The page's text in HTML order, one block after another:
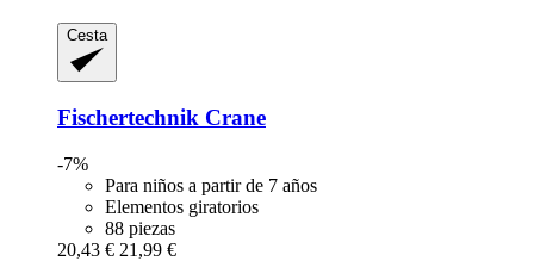
Cesta
Fischertechnik Crane
-7%
Para niños a partir de 7 años
Elementos giratorios
88 piezas
20,43 € 21,99 €